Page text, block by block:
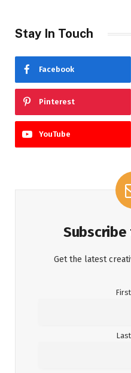
Stay In Touch
Facebook
Pinterest
YouTube
Get the latest